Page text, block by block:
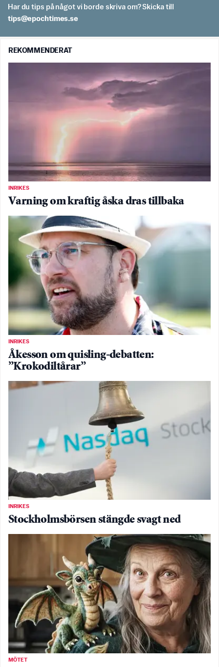
Har du tips på något vi borde skriva om? Skicka till
es.semithcope@spit
REKOMMENDERAT
INRIKES
Varning om kraftig åska dras tillbaka
INRIKES
Åkesson om quisling-debatten:
”Krokodiltårar”
INRIKES
Stockholmsbörsen stängde svagt ned
MÖTET